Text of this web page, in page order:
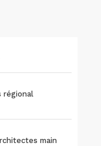
régional
main